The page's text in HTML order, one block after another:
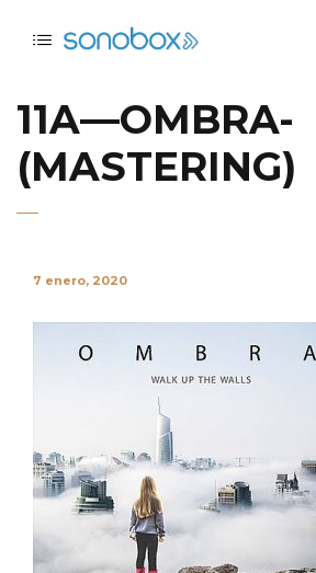
11A—OMBRA-
(MASTERING)
7 enero, 2020